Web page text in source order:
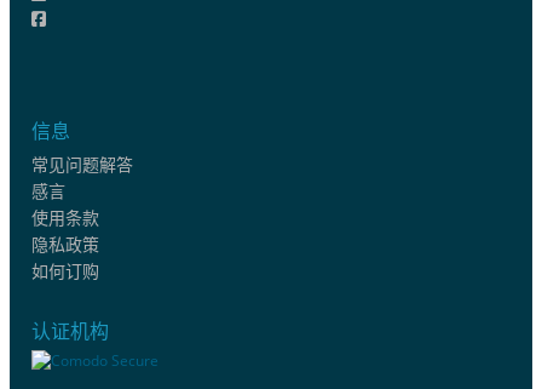
信息
常见问题解答
感言
使用条款
隐私政策
如何订购
认证机构